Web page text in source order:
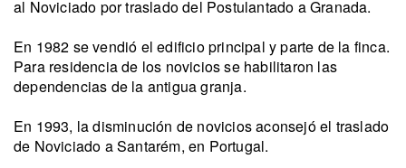
al Noviciado por traslado del Postulantado a Granada.
En 1982 se vendió el edificio principal y parte de la finca.
Para residencia de los novicios se habilitaron las
dependencias de la antigua granja.
En 1993, la disminución de novicios aconsejó el traslado
de Noviciado a Santarém, en Portugal.